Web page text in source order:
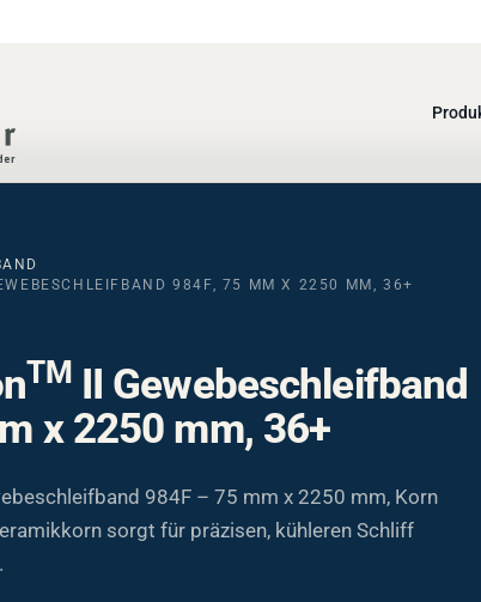
984F, 75 MM X 2250 MM, 36+
TMII Gewebeschleifband
x 2250 mm, 36+
984F – 75 mm x 2250 mm, Korn
sorgt für präzisen, kühleren Schliff